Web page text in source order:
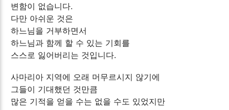
변함이 없습니다.
다만 아쉬운 것은
하느님을 거부하면서
하느님과 함께 할 수 있는 기회를
스스로 잃어버리는 것입니다.
사마리아 지역에 오래 머무르시지 않기에
그들이 기대했던 것만큼
많은 기적을 얻을 수는 없을 수도 있었지만